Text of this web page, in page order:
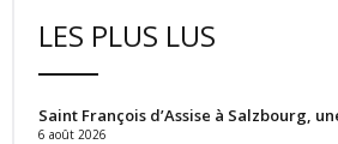
LES PLUS LUS
Saint François d’Assise à Salzbourg,
6 août 2026